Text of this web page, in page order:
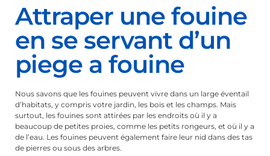
Attraper une fouine
en se servant d’un
piege a fouine
Nous savons que les fouines peuvent vivre dans un large éventail
d’habitats, y compris votre jardin, les bois et les champs. Mais
surtout, les fouines sont attirées par les endroits où il y a
beaucoup de petites proies, comme les petits rongeurs, et où il y a
de l’eau. Les fouines peuvent également faire leur nid dans des tas
de pierres ou sous des arbres.